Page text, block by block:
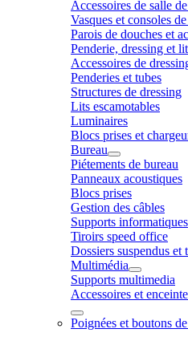
Accessoires de salle
Vasques et consoles
Parois de douches et
Penderie, dressing et
Accessoires de
Penderies et tubes
Structures de dressing
Lits escamotables
Luminaires
Blocs prises et
Bureau
Piétements de bureau
Panneaux acoustiques
Blocs prises
Gestion des câbles
Supports informatiques
Tiroirs speed office
Dossiers suspendus et
Multimédia
Supports multimedia
Accessoires et
Poignées et boutons